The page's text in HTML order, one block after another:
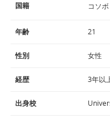
国籍 コソボ
年齢 21
性別 女性
経歴 3年以
出身校